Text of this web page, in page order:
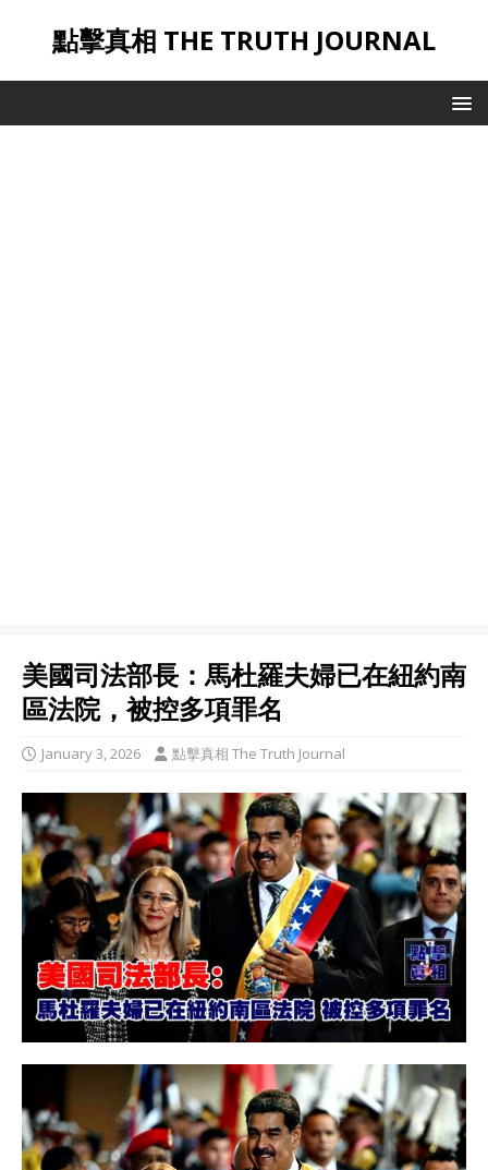
點擊真相 THE TRUTH JOURNAL
美國司法部長：馬杜羅夫婦已在紐約南
區法院，被控多項罪名
January 3, 2026 點擊真相 The Truth Journal